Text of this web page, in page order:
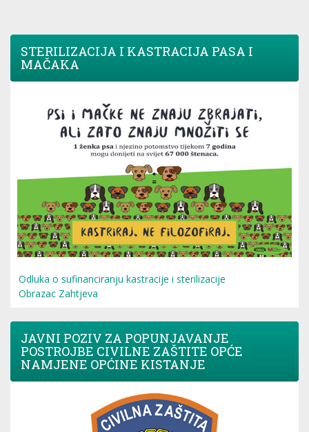
STERILIZACIJA I KASTRACIJA PASA I
MAČAKA
Odluka o sufinanciranju kastracije i sterilizacije
Obrazac Zahtjeva
JAVNI POZIV ZA POPUNJAVANJE
POSTROJBE CIVILNE ZAŠTITE OPĆE
NAMJENE OPĆINE KISTANJE